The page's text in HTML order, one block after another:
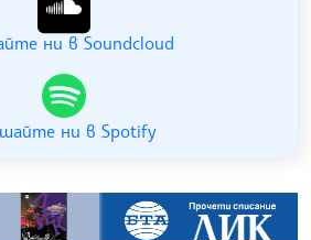
ни в Soundcloud
ни в Spotify